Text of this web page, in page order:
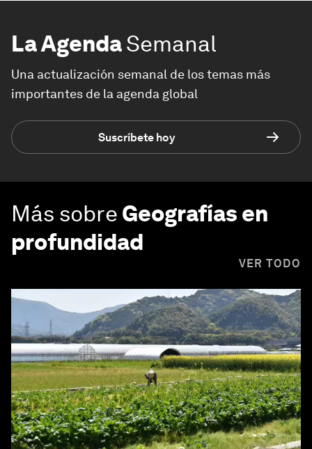
La AgendaSemanal
Una actualización semanal de los temas más
importantes de la agenda global
Suscríbete hoy
Más sobre Geografías en
profundidad
VER TODO